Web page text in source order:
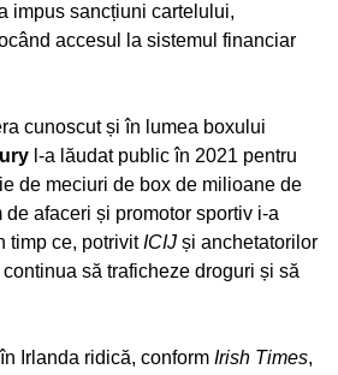
impus sancțiuni cartelului,
accesul la sistemul financiar
cunoscut și în lumea boxului
l-a lăudat public în 2021 pentru
de meciuri de box de milioane de
afaceri și promotor sportiv i-a
timp ce, potrivitICIJ și anchetatorilor
să traficheze droguri și să
Irlanda ridică, conform Irish Times,